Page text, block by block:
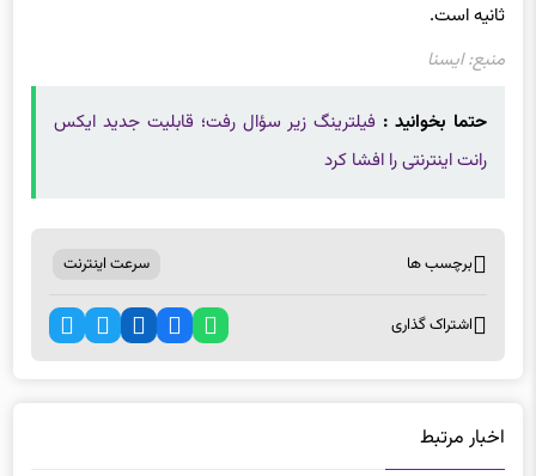
ثانیه است.
منبع: ایسنا
حتما بخوانید : فیلترینگ زیر سؤال رفت؛ قابلیت جدید ایکس
رانت اینترنتی را افشا کرد
برچسب ها سرعت اینترنت
اشتراک گذاری
اخبار مرتبط